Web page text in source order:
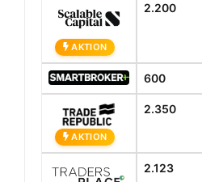
AKTION
2.200
600
AKTION
2.350
2.123